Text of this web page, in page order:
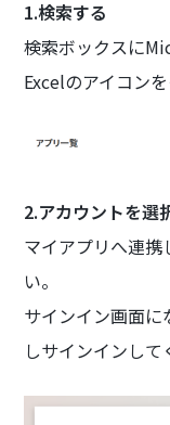
1.検索する
検索ボックスに
Excelのアイコン
2.アカウントを選
マイアプリへ連携
い。
サインイン画面
しサインインして